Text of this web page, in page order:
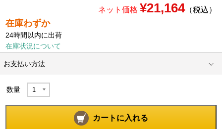
ネット価格 ¥21,164（税込）
在庫わずか
24時間以内に出荷
在庫状況について
お支払い方法
数量
カートに入れる